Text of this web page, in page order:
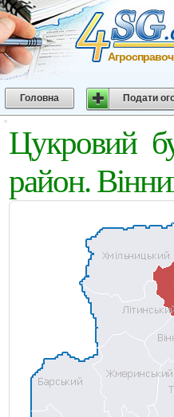
Головна Подати
Цукровий
район.